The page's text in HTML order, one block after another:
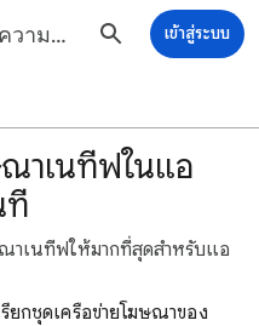
Google Ad Manager ความช่วยเหลือ เข้าสู่ระบบ
าเนทีฟในแอ
ที่
าเนทีฟให้มากที่สุดสำหรับแอ
ยกชุดเครือข่ายโฆษณาของ